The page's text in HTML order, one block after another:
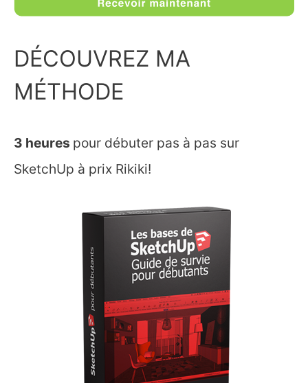
DÉCOUVREZ MA
MÉTHODE
3 heures pour débuter pas à pas sur
SketchUp à prix Rikiki!